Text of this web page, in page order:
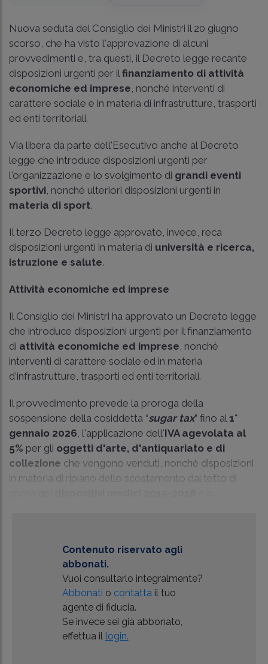
Nuova seduta del Consiglio dei Ministri il 20 giugno
scorso, che ha visto l'approvazione di alcuni
provvedimenti e, tra questi, il Decreto legge recante
disposizioni urgenti per il finanziamento di attività
economiche ed imprese , nonché interventi di
carattere sociale e in materia di infrastrutture, trasporti
ed enti territoriali.
Via libera da parte dell'Esecutivo anche al Decreto
legge che introduce disposizioni urgenti per
l'organizzazione e lo svolgimento di grandi eventi
sportivi , nonché ulteriori disposizioni urgenti in
materia di sport.
Il terzo Decreto legge approvato, invece, reca
disposizioni urgenti in materia di università e ricerca,
istruzione e salute.
Attività economiche ed imprese
Il Consiglio dei Ministri ha approvato un Decreto legge
che introduce disposizioni urgenti per il finanziamento
di attività economiche ed imprese , nonché
interventi di carattere sociale ed in materia
d'infrastrutture, trasporti ed enti territoriali.
Il provvedimento prevede la proroga della
sospensione della cosiddetta “sugar tax” fino al 1°
gennaio 2026 , l'applicazione dell'IVA agevolata al
5% per gli oggetti d'arte, d'antiquariato e di
collezione che vengono venduti, nonché disposizioni
in materia di ripiano dello scostamento dal tetto di
Contenuto riservato agli
abbonati.
Vuoi consultarlo integralmente?
Abbonati o contatta il tuo
agente di fiducia.
Se invece sei già abbonato,
effettua il login.